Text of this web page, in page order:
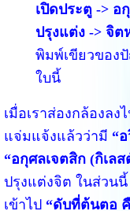
เปิดประตู -> อ
ปรุงแต่ง -> จิต
พิมพ์เขียวของ
ใบนี้
เมื่อเราส่องกล้องล
แจ่มแจ้งแล้วว่ามี “
“อกุศลเจตสิก (กิเล
ปรุงแต่งจิต ในส่วนนี้
เข้าไป “ดับที่ต้นตอ